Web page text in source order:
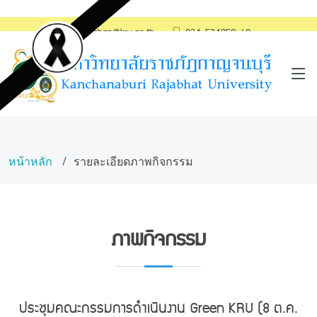
saraban@kru.ac.th 034-534059-60
หน้าหลัก รายละเอียดภาพกิจกรรม
ภาพกิจกรรม
ประชุมคณะกรรมการดำเนินงาน Green KRU (8 ต.ค.